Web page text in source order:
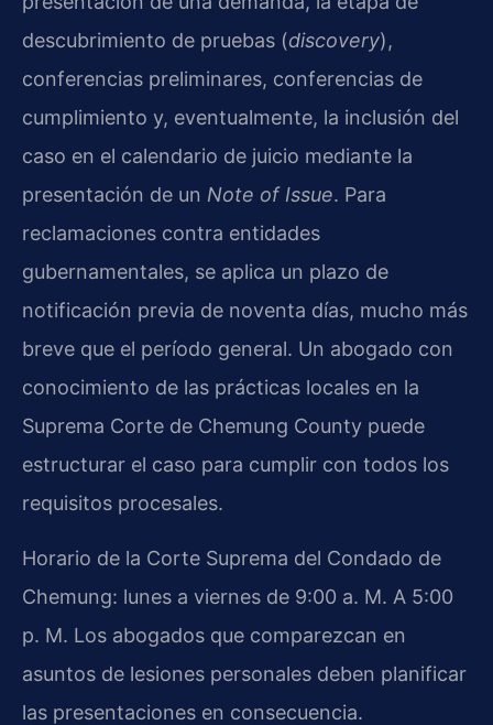
descubrimiento de pruebas (discovery),
conferencias preliminares, conferencias de
cumplimiento y, eventualmente, la inclusión del
caso en el calendario de juicio mediante la
presentación de un Note of Issue. Para
reclamaciones contra entidades
gubernamentales, se aplica un plazo de
notificación previa de noventa días, mucho más
breve que el período general. Un abogado con
conocimiento de las prácticas locales en la
Suprema Corte de Chemung County puede
estructurar el caso para cumplir con todos los
requisitos procesales.
Horario de la Corte Suprema del Condado de
Chemung: lunes a viernes de 9:00 a. M. A 5:00
p. M. Los abogados que comparezcan en
asuntos de lesiones personales deben planificar
las presentaciones en consecuencia.